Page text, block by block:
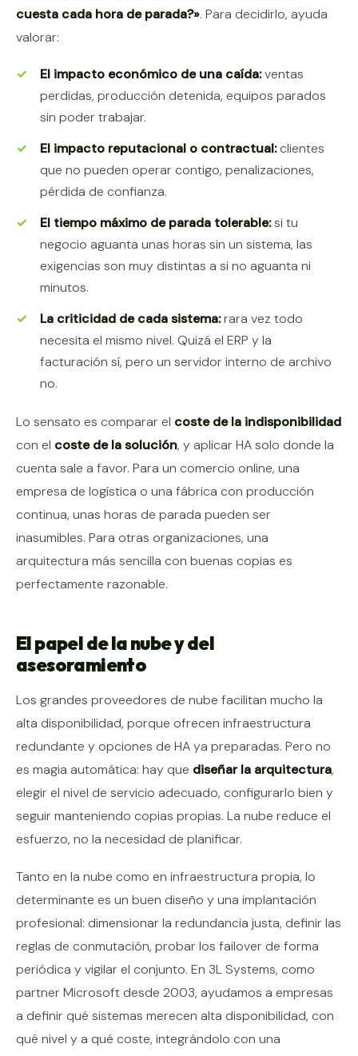
cuesta cada hora de parada?». Para decidirlo, ayuda
valorar:
El impacto económico de una caída:ventas
perdidas, producción detenida, equipos parados
sin poder trabajar.
El impacto reputacional o contractual:clientes
que no pueden operar contigo, penalizaciones,
pérdida de confianza.
El tiempo máximo de parada tolerable:si tu
negocio aguanta unas horas sin un sistema, las
exigencias son muy distintas a si no aguanta ni
minutos.
La criticidad de cada sistema:rara vez todo
necesita el mismo nivel. Quizá el ERP y la
facturación sí, pero un servidor interno de archivo
no.
Lo sensato es comparar el coste de la indisponibilidad
con el coste de la solución, y aplicar HA solo donde la
cuenta sale a favor. Para un comercio online, una
empresa de logística o una fábrica con producción
continua, unas horas de parada pueden ser
inasumibles. Para otras organizaciones, una
arquitectura más sencilla con buenas copias es
perfectamente razonable.
El papel de la nube y del
asesoramiento
Los grandes proveedores de nube facilitan mucho la
alta disponibilidad, porque ofrecen infraestructura
redundante y opciones de HA ya preparadas. Pero no
es magia automática: hay que diseñar la arquitectura,
elegir el nivel de servicio adecuado, configurarlo bien y
seguir manteniendo copias propias. La nube reduce el
esfuerzo, no la necesidad de planificar.
Tanto en la nube como en infraestructura propia, lo
determinante es un buen diseño y una implantación
profesional: dimensionar la redundancia justa, definir las
reglas de conmutación, probar los failover de forma
periódica y vigilar el conjunto. En 3L Systems, como
partner Microsoft desde 2003, ayudamos a empresas
a definir qué sistemas merecen alta disponibilidad, con
qué nivel y a qué coste, integrándolo con una